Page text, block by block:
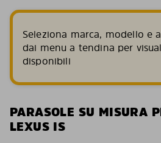
Seleziona marca, modello e
dai menu a tendina per
disponibili
PARASOLE SU MISURA
LEXUS IS